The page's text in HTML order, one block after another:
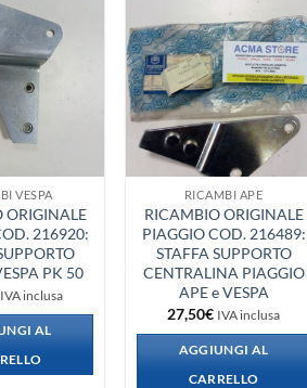
Aggiungi
alla lista
VESPA
ORIGINALE
216920:
PK 50
IVA inclusa
AL
Aggiungi
alla lista
dei
desideri
RICAMBI APE
RICAMBIO ORIGINALE
PIAGGIO COD. 216489:
STAFFA SUPPORTO
CENTRALINA PIAGGIO
APE e VESPA
27,50€ IVA inclusa
AGGIUNGI AL
CARRELLO